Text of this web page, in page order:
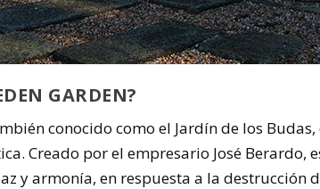
GARDEN?
conocido como el Jardín de los
Creado por el empresario José Berardo,
y armonía, en respuesta a la destrucción